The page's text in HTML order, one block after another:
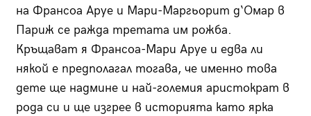
на Франсоа Аруе и Мари-Маргьорит д‘Омар в
Париж се ражда третата им рожба.
Кръщават я Франсоа-Мари Аруе и едва ли
някой е предполагал тогава, че именно това
дете ще надмине и най-големия аристократ в
рода си и ще изгрее в историята като ярка